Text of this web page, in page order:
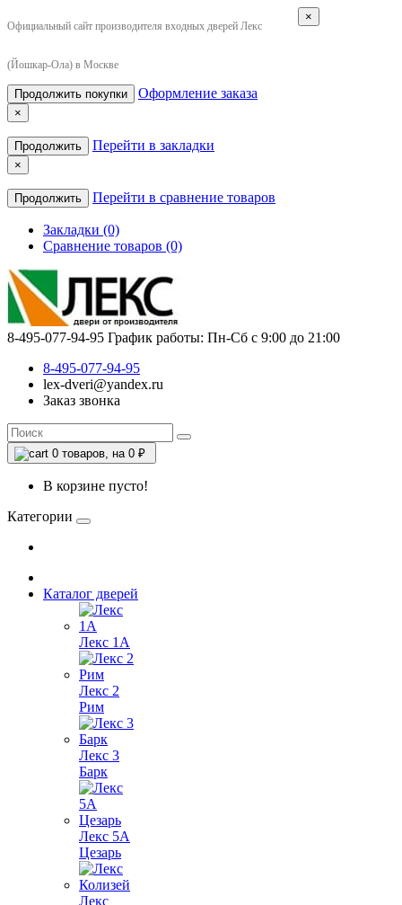
Официальный сайт производителя входных дверей Лекс
(Йошкар-Ола) в Москве
×
Продолжить покупки Оформление заказа
×
Продолжить Перейти в закладки
×
Продолжить Перейти в сравнение товаров
Закладки (0)
Сравнение товаров (0)
8-495-077-94-95 График работы: Пн-Сб с 9:00 до 21:00
8-495-077-94-95
lex-dveri@yandex.ru
Заказ звонка
0 товаров, на 0 ₽
В корзине пусто!
Категории
Каталог дверей
Лекс 1А
Лекс 2
Рим
Лекс 3
Барк
Лекс 5А
Цезарь
Лекс